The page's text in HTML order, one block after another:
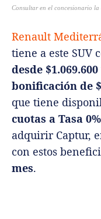
Consultar en el concesionario
Renault
tiene a este SUV
desde $1.069.600
bonificación de
que tiene
cuotas a Tasa 0%
adquirir Captur,
con estos
mes.